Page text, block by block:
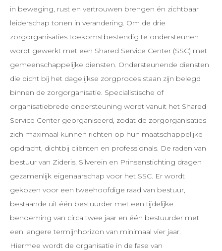
in beweging, rust en vertrouwen brengen én zichtbaar
leiderschap tonen in verandering. Om de drie
zorgorganisaties toekomstbestendig te ondersteunen
wordt gewerkt met een Shared Service Center (SSC) met
gemeenschappelijke diensten. Ondersteunende diensten
die dicht bij het dagelijkse zorgproces staan zijn belegd
binnen de zorgorganisatie. Specialistische of
organisatiebrede ondersteuning wordt vanuit het Shared
Service Center georganiseerd, zodat de zorgorganisaties
zich maximaal kunnen richten op hun maatschappelijke
opdracht, dichtbij cliënten en professionals. De raden van
bestuur van Zideris, Silverein en Prinsenstichting dragen
gezamenlijk eigenaarschap voor het SSC. Er wordt
gekozen voor een tweehoofdige raad van bestuur,
bestaande uit één bestuurder met een tijdelijke
benoeming van circa twee jaar en één bestuurder met
een langere termijnhorizon van minimaal vier jaar.
Hiermee wordt de organisatie in de fase van